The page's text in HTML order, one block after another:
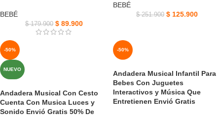
BEBÉ
$179.900 $ 89.900
BEBÉ
$251.900 $ 125.900
-50%
NUEVO
Andadera Musical Con Cesto
Cuenta Con Musica Luces y
Sonido Envió Gratis 50% De
-50%
Andadera Musical Infantil Para
Bebes Con Juguetes
Interactivos y Música Que
Entretienen Envió Gratis